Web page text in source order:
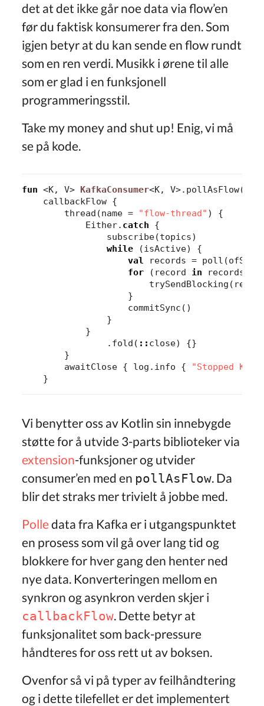
det at det ikke går noe data via flow’en
før du faktisk konsumerer fra den. Som
igjen betyr at du kan sende en flow rundt
som en ren verdi. Musikk i ørene til alle
som er glad i en funksjonell
programmeringsstil.
Take my money and shut up! Enig, vi må
se på kode.
fun <K, V> KafkaConsumer<K, V>. pollAsFlow(
callbackFlow {
thread (name = "flow-thread" )
{
Either. catch
{
subscribe(topics)
while
(isActive)
{
val
records = poll (
for
( record in records
trySendBlocking (
}
commitSync ()
}
}
. fold ( :: close)
{}
}
awaitClose { log . info {
"Stopped
}
Vi benytter oss av Kotlin sin innebygde
støtte for å utvide 3-parts biblioteker via
extension-funksjoner og utvider
consumer’en med en pollAsFlow. Da
blir det straks mer trivielt å jobbe med.
Polle data fra Kafka er i utgangspunktet
en prosess som vil gå over lang tid og
blokkere for hver gang den henter ned
nye data. Konverteringen mellom en
synkron og asynkron verden skjer i
callbackFlow. Dette betyr at
funksjonalitet som back-pressure
håndteres for oss rett ut av boksen.
Ovenfor så vi på typer av feilhåndtering
og i dette tilefellet er det implementert